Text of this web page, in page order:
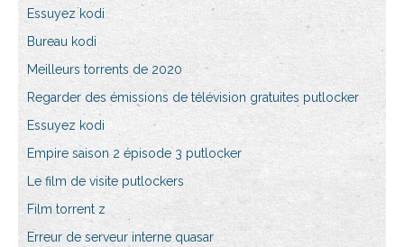
Essuyez kodi
Bureau kodi
Meilleurs torrents de 2020
Regarder des émissions de télévision gratuites putlocker
Essuyez kodi
Empire saison 2 épisode 3 putlocker
Le film de visite putlockers
Film torrent z
Erreur de serveur interne quasar